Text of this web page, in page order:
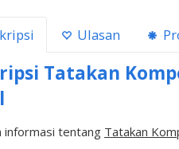
Ulasan
Tatakan
informasi tentang Tatakan